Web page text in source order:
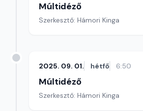
Múltidéző
Szerkesztő: Hámori Kinga
2025. 09. 01. hétfő 6:50
Múltidéző
Szerkesztő: Hámori Kinga